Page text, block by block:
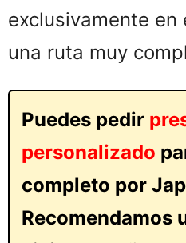
exclusivamente en
una ruta muy
Puedes pedir
personalizado
completo por
Recomendamos